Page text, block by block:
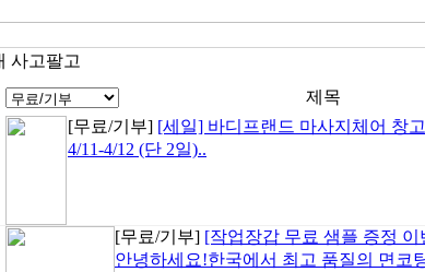
사고팔고
제목
[무료/기부] [세일] 바디프랜드 마사지체어 창
4/11-4/12 (단 2일)..
[무료/기부] [작업장갑 무료 샘플 증정 이
안녕하세요!한국에서 최고 품질의 면코